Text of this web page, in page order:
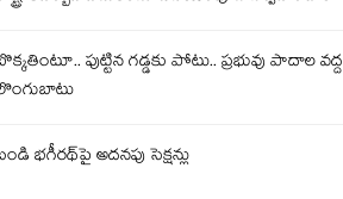
పుట్టిన గడ్డకు పోటు.. ప్రభువు పాదాల వద్ద
భగీరథ్‌పై అదనపు సెక్షన్లు